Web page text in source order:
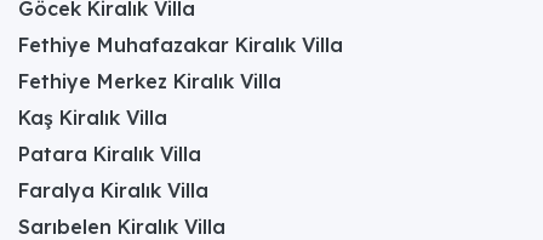
Göcek Kiralık Villa
Fethiye Muhafazakar Kiralık Villa
Fethiye Merkez Kiralık Villa
Kaş Kiralık Villa
Patara Kiralık Villa
Faralya Kiralık Villa
Sarıbelen Kiralık Villa